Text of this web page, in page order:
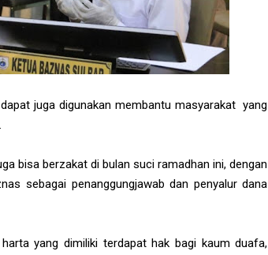
juga digunakan membantu masyarakat yang
bisa berzakat di bulan suci ramadhan ini, dengan
sebagai penanggungjawab dan penyalur dana
yang dimiliki terdapat hak bagi kaum duafa,